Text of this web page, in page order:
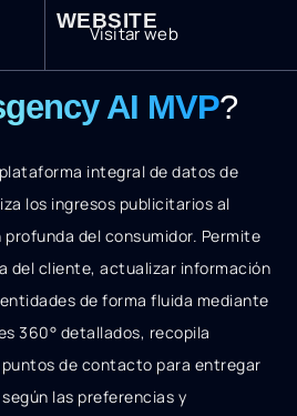
WEBSITE
Visitar web
AI MVP?
integral de datos de
los ingresos publicitarios al
del consumidor. Permite
del cliente, actualizar información
de forma fluida mediante
360° detallados, recopila
de contacto para entregar
las preferencias y